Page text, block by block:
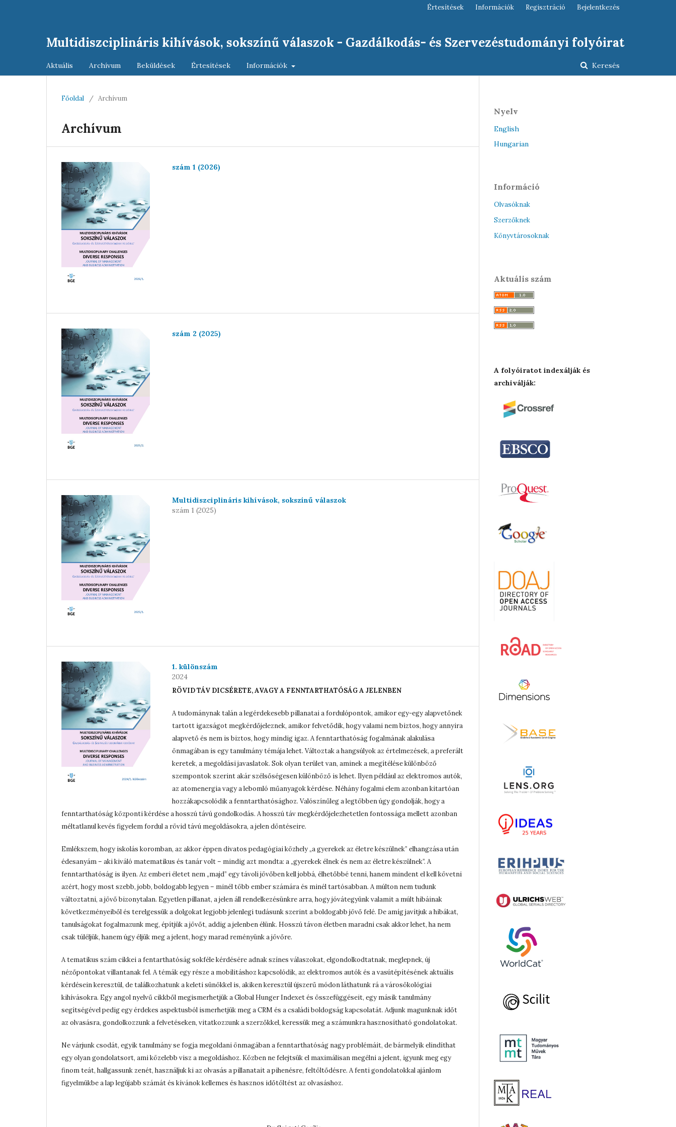
Multidiszciplináris kihívások, sokszínű válaszok - Gazdálkodás- és Szervezéstudományi folyóirat
Aktuális Archívum Beküldések Értesítések Információk Keresés
Értesítések Információk Regisztráció Bejelentkezés
Főoldal / Archívum
Archívum
szám 1 (2026)
szám 2 (2025)
Multidiszciplináris kihívások, sokszínű válaszok
szám 1 (2025)
1. különszám
2024
RÖVID TÁV DICSÉRETE, AVAGY A FENNTARTHATÓSÁG A JELENBEN
A tudománynak talán a legérdekesebb pillanatai a fordulópontok, amikor egy-egy alapvetőnek
tartott igazságot megkérdőjeleznek, amikor felvetődik, hogy valami nem biztos, hogy annyira
alapvető és nem is biztos, hogy mindig igaz. A fenntarthatóság fogalmának alakulása
önmagában is egy tanulmány témája lehet. Változtak a hangsúlyok az értelmezések, a preferált
keretek, a megoldási javaslatok. Sok olyan terület van, aminek a megítélése különböző
szempontok szerint akár szélsőségesen különböző is lehet. Ilyen például az elektromos autók,
az atomenergia vagy a lebomló műanyagok kérdése. Néhány fogalmi elem azonban kitartóan
hozzákapcsolódik a fenntarthatósághoz. Valószínűleg a legtöbben úgy gondolják, hogy a
fenntarthatóság központi kérdése a hosszú távú gondolkodás. A hosszú táv megkérdőjelezhetetlen fontossága mellett azonban
méltatlanul kevés figyelem fordul a rövid távú megoldásokra, a jelen döntéseire.
Emlékszem, hogy iskolás koromban, az akkor éppen divatos pedagógiai közhely „a gyerekek az életre készülnek” elhangzása után
édesanyám – aki kiváló matematikus és tanár volt – mindig azt mondta: a „gyerekek élnek és nem az életre készülnek”. A
fenntarthatóság is ilyen. Az emberi életet nem „majd” egy távoli jövőben kell jobbá, élhetőbbé tenni, hanem mindent el kell követni
azért, hogy most szebb, jobb, boldogabb legyen – minél több ember számára és minél tartósabban. A múlton nem tudunk
változtatni, a jövő bizonytalan. Egyetlen pillanat, a jelen áll rendelkezésünkre arra, hogy jóvátegyünk valamit a múlt hibáinak
következményeiből és terelgessük a dolgokat legjobb jelenlegi tudásunk szerint a boldogabb jövő felé. De amíg javítjuk a hibákat,
tanulságokat fogalmazunk meg, építjük a jövőt, addig a jelenben élünk. Hosszú távon életben maradni csak akkor lehet, ha nem
csak túléljük, hanem úgy éljük meg a jelent, hogy marad reményünk a jövőre.
A tematikus szám cikkei a fentarthatóság sokféle kérdésére adnak színes válaszokat, elgondolkodtatnak, meglepnek, új
nézőpontokat villantanak fel. A témák egy része a mobilitáshoz kapcsolódik, az elektromos autók és a vasútépítésének aktuális
kérdésein keresztül, de találkozhatunk a keleti sünökkel is, akiken keresztül újszerű módon láthatunk rá a városökológiai
kihívásokra. Egy angol nyelvű cikkből megismerhetjük a Global Hunger Indexet és összefüggéseit, egy másik tanulmány
segítségével pedig egy érdekes aspektusból ismerhetjük meg a CRM és a családi boldogság kapcsolatát. Adjunk magunknak időt
az olvasásra, gondolkozzunk a felvetéseken, vitatkozzunk a szerzőkkel, keressük meg a számunkra hasznosítható gondolatokat.
Ne várjunk csodát, egyik tanulmány se fogja megoldani önmagában a fenntarthatóság nagy problémáit, de bármelyik elindíthat
egy olyan gondolatsort, ami közelebb visz a megoldáshoz. Közben ne felejtsük el maximálisan megélni a jelent, igyunk meg egy
finom teát, hallgassunk zenét, használjuk ki az olvasás a pillanatait a pihenésre, feltöltődésre. A fenti gondolatokkal ajánlom
figyelmükbe a lap legújabb számát és kívánok kellemes és hasznos időtöltést az olvasáshoz.
Nyelv
English
Hungarian
Információ
Olvasóknak
Szerzőknek
Könyvtárosoknak
Aktuális szám
A folyóiratot indexálják és
archiválják: